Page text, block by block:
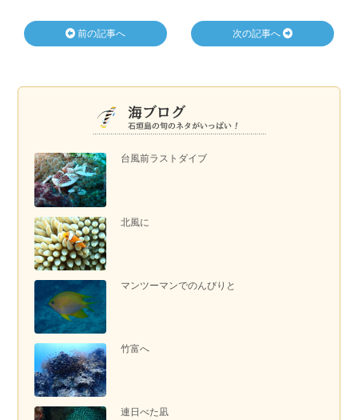
台風前ラストダイブ
北風に
マンツーマンでのんびりと
竹富へ
連日べた凪
前の記事へ 次の記事へ